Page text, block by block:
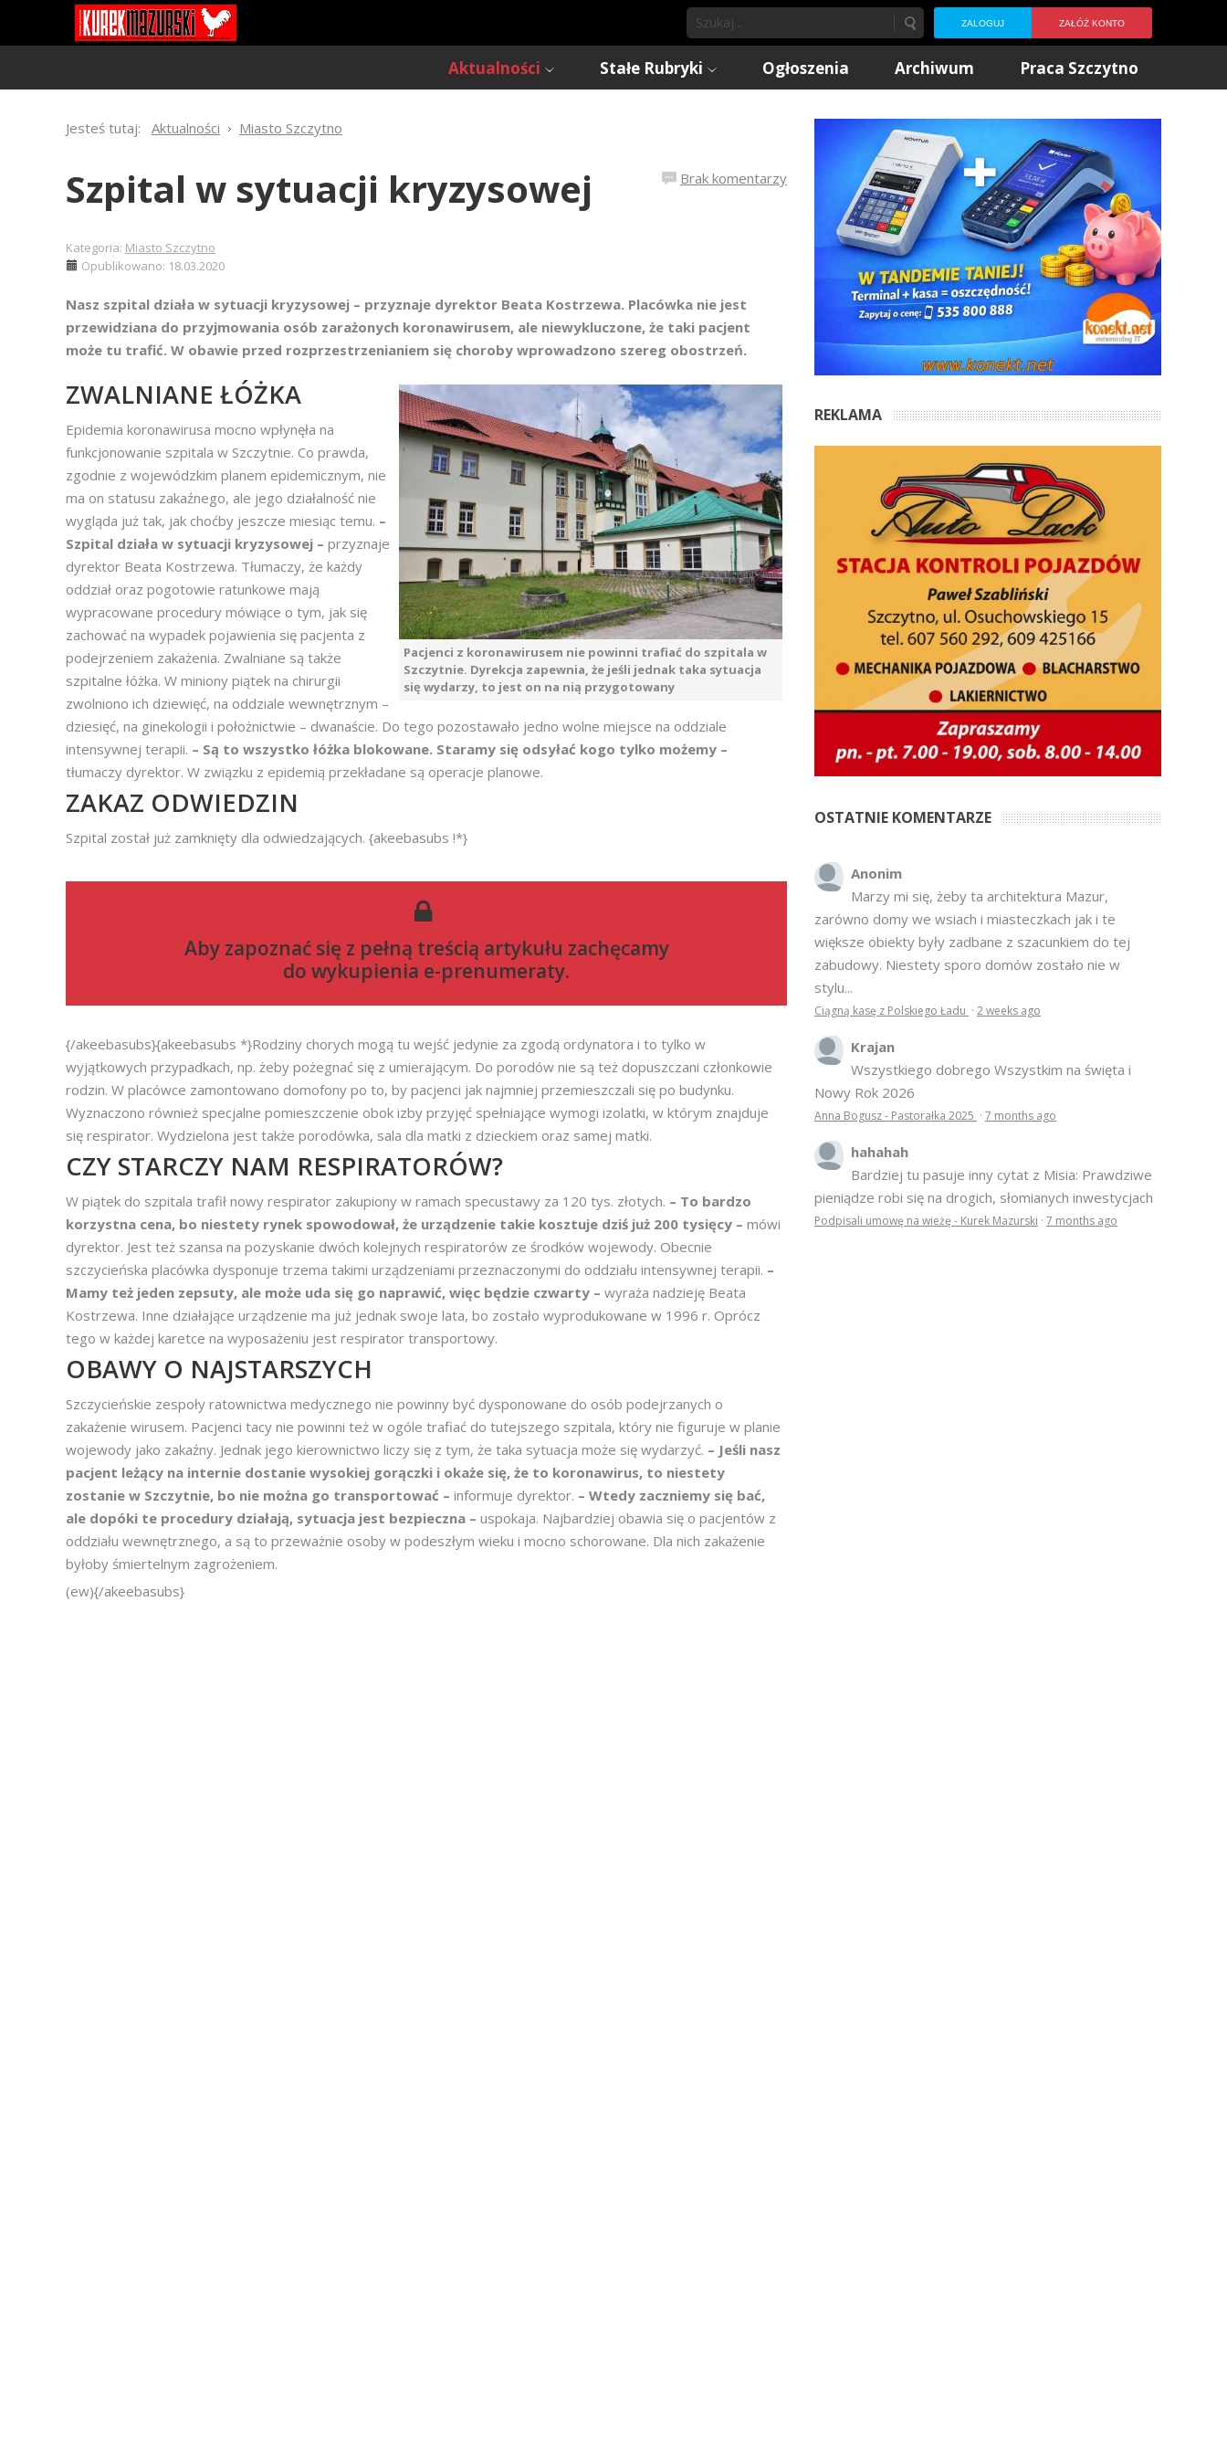
ZALOGUJ ZAŁÓŻ KONTO
Aktualności Stałe Rubryki Ogłoszenia Archiwum Praca Szczytno
Jesteś tutaj: Aktualności Miasto Szczytno
Brak komentarzy
Szpital w sytuacji kryzysowej
Kategoria: Miasto Szczytno
Opublikowano: 18.03.2020
Nasz szpital działa w sytuacji kryzysowej – przyznaje dyrektor Beata Kostrzewa. Placówka nie jest
przewidziana do przyjmowania osób zarażonych koronawirusem, ale niewykluczone, że taki pacjent
może tu trafić. W obawie przed rozprzestrzenianiem się choroby wprowadzono szereg obostrzeń.
Pacjenci z koronawirusem nie powinni trafiać do szpitala w
Szczytnie. Dyrekcja zapewnia, że jeśli jednak taka sytuacja
się wydarzy, to jest on na nią przygotowany
ZWALNIANE ŁÓŻKA
Epidemia koronawirusa mocno wpłynęła na
funkcjonowanie szpitala w Szczytnie. Co prawda,
zgodnie z wojewódzkim planem epidemicznym, nie
ma on statusu zakaźnego, ale jego działalność nie
wygląda już tak, jak choćby jeszcze miesiąc temu. –
Szpital działa w sytuacji kryzysowej – przyznaje
dyrektor Beata Kostrzewa. Tłumaczy, że każdy
oddział oraz pogotowie ratunkowe mają
wypracowane procedury mówiące o tym, jak się
zachować na wypadek pojawienia się pacjenta z
podejrzeniem zakażenia. Zwalniane są także
szpitalne łóżka. W miniony piątek na chirurgii
zwolniono ich dziewięć, na oddziale wewnętrznym –
dziesięć, na ginekologii i położnictwie – dwanaście. Do tego pozostawało jedno wolne miejsce na oddziale
intensywnej terapii. – Są to wszystko łóżka blokowane. Staramy się odsyłać kogo tylko możemy –
tłumaczy dyrektor. W związku z epidemią przekładane są operacje planowe.
ZAKAZ ODWIEDZIN
Szpital został już zamknięty dla odwiedzających. {akeebasubs !*}
Aby zapoznać się z pełną treścią artykułu zachęcamy
do wykupienia e-prenumeraty.
{/akeebasubs}{akeebasubs *}Rodziny chorych mogą tu wejść jedynie za zgodą ordynatora i to tylko w
wyjątkowych przypadkach, np. żeby pożegnać się z umierającym. Do porodów nie są też dopuszczani członkowie
rodzin. W placówce zamontowano domofony po to, by pacjenci jak najmniej przemieszczali się po budynku.
Wyznaczono również specjalne pomieszczenie obok izby przyjęć spełniające wymogi izolatki, w którym znajduje
się respirator. Wydzielona jest także porodówka, sala dla matki z dzieckiem oraz samej matki.
CZY STARCZY NAM RESPIRATORÓW?
W piątek do szpitala trafił nowy respirator zakupiony w ramach specustawy za 120 tys. złotych. – To bardzo
korzystna cena, bo niestety rynek spowodował, że urządzenie takie kosztuje dziś już 200 tysięcy – mówi
dyrektor. Jest też szansa na pozyskanie dwóch kolejnych respiratorów ze środków wojewody. Obecnie
szczycieńska placówka dysponuje trzema takimi urządzeniami przeznaczonymi do oddziału intensywnej terapii. –
Mamy też jeden zepsuty, ale może uda się go naprawić, więc będzie czwarty – wyraża nadzieję Beata
Kostrzewa. Inne działające urządzenie ma już jednak swoje lata, bo zostało wyprodukowane w 1996 r. Oprócz
tego w każdej karetce na wyposażeniu jest respirator transportowy.
OBAWY O NAJSTARSZYCH
Szczycieńskie zespoły ratownictwa medycznego nie powinny być dysponowane do osób podejrzanych o
zakażenie wirusem. Pacjenci tacy nie powinni też w ogóle trafiać do tutejszego szpitala, który nie figuruje w planie
wojewody jako zakaźny. Jednak jego kierownictwo liczy się z tym, że taka sytuacja może się wydarzyć. – Jeśli nasz
pacjent leżący na internie dostanie wysokiej gorączki i okaże się, że to koronawirus, to niestety
zostanie w Szczytnie, bo nie można go transportować – informuje dyrektor. – Wtedy zaczniemy się bać,
ale dopóki te procedury działają, sytuacja jest bezpieczna – uspokaja. Najbardziej obawia się o pacjentów z
oddziału wewnętrznego, a są to przeważnie osoby w podeszłym wieku i mocno schorowane. Dla nich zakażenie
byłoby śmiertelnym zagrożeniem.
(ew){/akeebasubs}
REKLAMA
OSTATNIE KOMENTARZE
Anonim
Marzy mi się, żeby ta architektura Mazur,
zarówno domy we wsiach i miasteczkach jak i te
większe obiekty były zadbane z szacunkiem do tej
zabudowy. Niestety sporo domów zostało nie w
stylu...
Ciągną kasę z Polskiego Ładu · 2 weeks ago
Krajan
Wszystkiego dobrego Wszystkim na święta i
Nowy Rok 2026
Anna Bogusz - Pastorałka 2025 · 7 months ago
hahahah
Bardziej tu pasuje inny cytat z Misia: Prawdziwe
pieniądze robi się na drogich, słomianych inwestycjach
Podpisali umowę na wieżę - Kurek Mazurski · 7 months ago